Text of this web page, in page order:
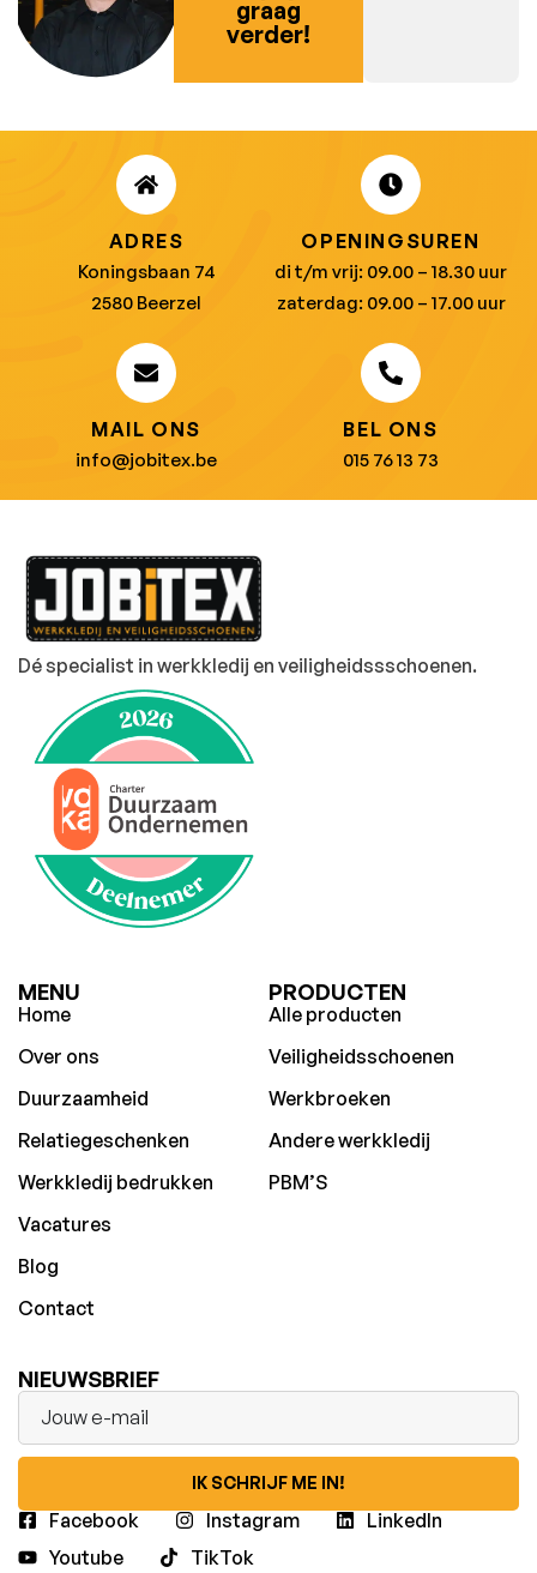
graag
verder!
ADRES
Koningsbaan 74
2580 Beerzel
OPENINGSUREN
di t/m vrij: 09.00 – 18.30 uur
zaterdag: 09.00 – 17.00 uur
MAIL ONS
info@jobitex.be
BEL ONS
015 76 13 73
Dé specialist in werkkledij en veiligheidssschoenen.
MENU
Home
Over ons
Duurzaamheid
Relatiegeschenken
Werkkledij bedrukken
Vacatures
Blog
Contact
PRODUCTEN
Alle producten
Veiligheidsschoenen
Werkbroeken
Andere werkkledij
PBM’S
NIEUWSBRIEF
IK SCHRIJF ME IN!
Facebook Instagram
LinkedIn
Youtube
TikTok